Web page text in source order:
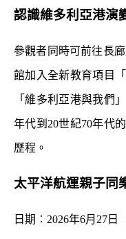
認識維多利亞港演
參觀者同時可前往長
館加入全新教育項目
「維多利亞港與我們
年代到20世紀70年代
歷程。
太平洋航運親子同
日期︰2026年6月27日